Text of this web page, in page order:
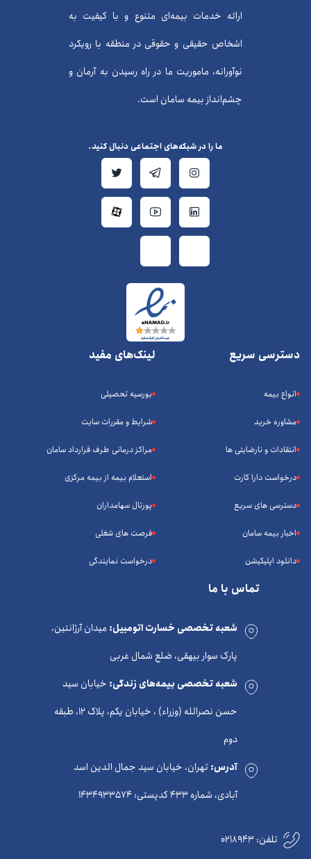
ارائه خدمات بیمه‌ای متنوع و با کیفیت به
اشخاص حقیقی و حقوقی در منطقه با رویکرد
نوآورانه، ماموریت ما در راه رسیدن به آرمان و
چشم‌انداز بیمه سامان است.
دسترسی سریع
انواع بیمه
مشاوره خرید
انتقادات و نارضایتی ها
درخواست دارا کارت
دسترسی های سریع
اخبار بیمه سامان
دانلود اپلیکیشن
لینک‌های مفید
بورسیه تحصیلی
شرایط و مقررات سایت
مراکز درمانی طرف قرارداد سامان
استعلام بیمه از بیمه مرکزی
پورتال سهامداران
فرصت های شغلی
درخواست نمایندگی
تماس با ما
شعبه تخصصی خسارت اتومبیل: میدان آرژانتین،
پارک سوار بیهقی، ضلع شمال غربی
شعبه تخصصی بیمه‌های زندگی: خیابان سید
حسن نصرالله (وزراء) ، خیابان یکم، پلاک 12، طبقه
دوم
آدرس:تهران، خیابان سید جمال الدین اسد
آبادی، شماره 433 کدپستی: 1434933574
ما را در شبکه‌های اجتماعی دنبال کنید.
تلفن:0218943